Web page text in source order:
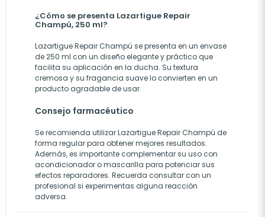
¿Cómo se presenta Lazartigue Repair
Champú, 250 ml?
Lazartigue Repair Champú se presenta en un envase
de 250 ml con un diseño elegante y práctico que
facilita su aplicación en la ducha. Su textura
cremosa y su fragancia suave lo convierten en un
producto agradable de usar.
Consejo farmacéutico
Se recomienda utilizar Lazartigue Repair Champú de
forma regular para obtener mejores resultados.
Además, es importante complementar su uso con
acondicionador o mascarilla para potenciar sus
efectos reparadores. Recuerda consultar con un
profesional si experimentas alguna reacción
adversa.